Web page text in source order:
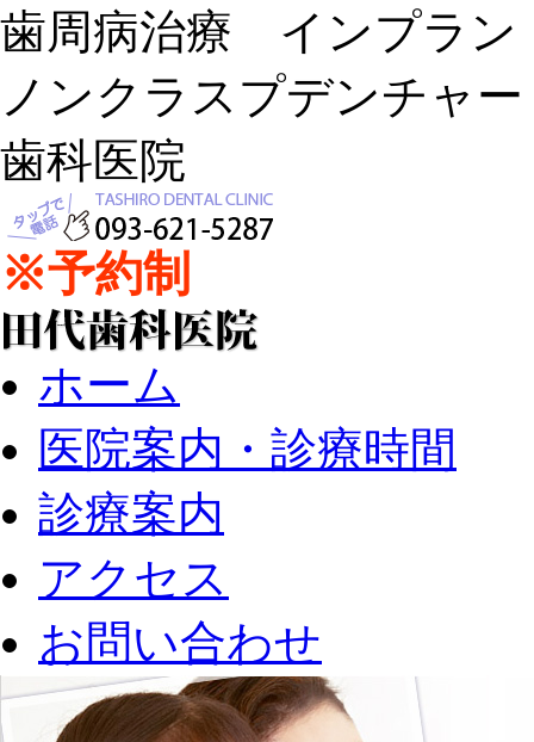
歯周病治療 インプラ
ノンクラスプデンチャ
歯科医院
※予約制
ホーム
医院案内・診療時間
診療案内
アクセス
お問い合わせ